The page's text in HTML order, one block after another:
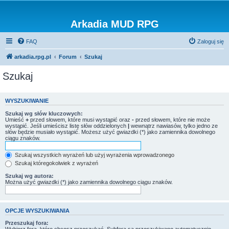
Arkadia MUD RPG
FAQ Zaloguj się
arkadia.rpg.pl Forum Szukaj
Szukaj
WYSZUKIWANIE
Szukaj wg słów kluczowych:
Umieść + przed słowem, które musi wystąpić oraz - przed słowem, które nie może
wystąpić. Jeśli umieścisz listę słów oddzielonych | wewnątrz nawiasów, tylko jedno ze
słów będzie musiało wystąpić. Możesz użyć gwiazdki (*) jako zamiennika dowolnego
ciągu znaków.
Szukaj wszystkich wyrażeń lub użyj wyrażenia wprowadzonego
Szukaj któregokolwiek z wyrażeń
Szukaj wg autora:
Można użyć gwiazdki (*) jako zamiennika dowolnego ciągu znaków.
OPCJE WYSZUKIWANIA
Przeszukaj fora: